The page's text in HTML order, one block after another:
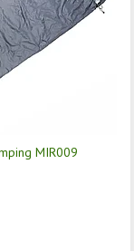
MIR009